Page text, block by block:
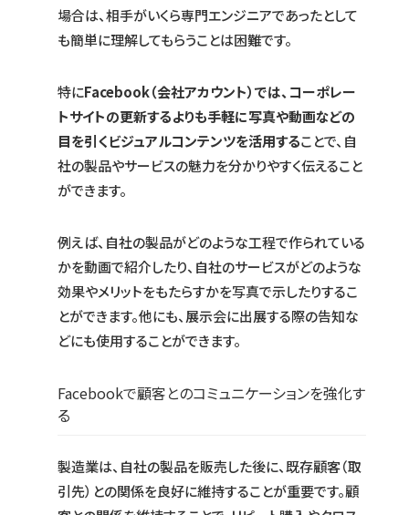
場合は、相手がいくら専門エンジニアであったとして
も簡単に理解してもらうことは困難です。
特にFacebook（会社アカウント）では、コーポレー
トサイトの更新するよりも手軽に写真や動画などの
目を引くビジュアルコンテンツを活用することで、自
社の製品やサービスの魅力を分かりやすく伝えること
ができます。
例えば、自社の製品がどのような工程で作られている
かを動画で紹介したり、自社のサービスがどのような
効果やメリットをもたらすかを写真で示したりするこ
とができます。他にも、展示会に出展する際の告知な
どにも使用することができます。
Facebookで顧客とのコミュニケーションを強化す
る
製造業は、自社の製品を販売した後に、既存顧客（取
引先）との関係を良好に維持することが重要です。顧